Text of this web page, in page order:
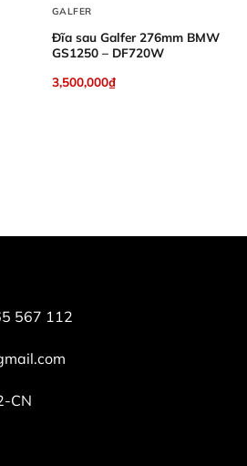
GALFER
Đĩa sau Galfer 276mm BMW
GS1250 – DF720W
3,500,000₫
567 112
CN